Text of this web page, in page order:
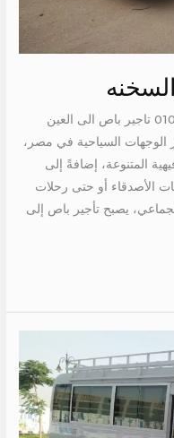
تاجير باص الى العين السخنه 01067451866 تاجير باص الى العين
الوجهات السياحية في مصر،
المتنوعة، إضافةً إلى
الأصدقاء أو حتى رحلات
يصبح تأجير باص إلى